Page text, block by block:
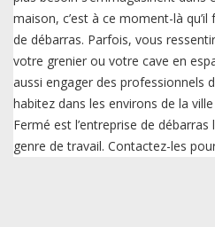
maison, c’est à ce moment-là
de débarras. Parfois, vous
votre grenier ou votre cave en
aussi engager des professionnels
habitez dans les environs de la
Fermé est l’entreprise de
genre de travail. Contactez-les